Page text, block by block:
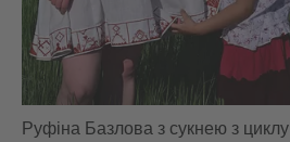
Руфіна Базлова з сукнею з циклу